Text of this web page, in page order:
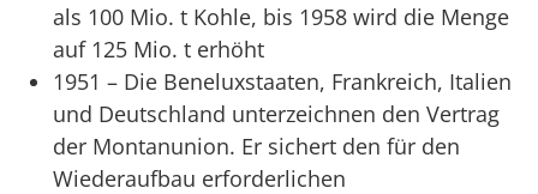
als 100 Mio. t Kohle, bis 1958 wird die Menge
auf 125 Mio. t erhöht
1951 – Die Beneluxstaaten, Frankreich, Italien
und Deutschland unterzeichnen den Vertrag
der Montanunion. Er sichert den für den
Wiederaufbau erforderlichen